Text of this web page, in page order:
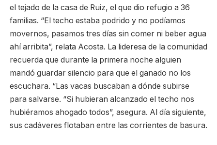
el tejado de la casa de Ruiz, el que dio refugio a 36
familias. “El techo estaba podrido y no podíamos
movernos, pasamos tres días sin comer ni beber agua
ahí arribita”, relata Acosta. La lideresa de la comunidad
recuerda que durante la primera noche alguien
mandó guardar silencio para que el ganado no los
escuchara. “Las vacas buscaban a dónde subirse
para salvarse. “Si hubieran alcanzado el techo nos
hubiéramos ahogado todos”, asegura. Al día siguiente,
sus cadáveres flotaban entre las corrientes de basura.